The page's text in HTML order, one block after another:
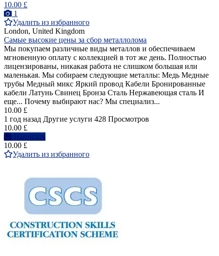
10.00 £
1
Удалить из избранного
London, United Kingdom
Самые высокие цены за сбор металлолома
Мы покупаем различные виды металлов и обеспечиваем
мгновенную оплату с коллекцией в тот же день. Полностью
лицензированы, никакая работа не слишком большая или
маленькая. Мы собираем следующие металлы: Медь Медные
трубы Медный микс Яркий провод Кабели Бронированные
кабели Латунь Свинец Бронза Сталь Нержавеющая сталь И
еще... Почему выбирают нас? Мы специализ...
10.00 £
1 год назад Другие услуги 428 Просмотров
10.00 £
Написать
10.00 £
Удалить из избранного